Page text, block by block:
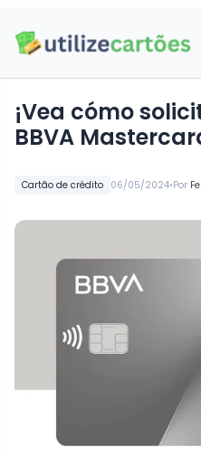
Cartão de crédito 06/05/2024•Por
¡Vea cómo
BBVA